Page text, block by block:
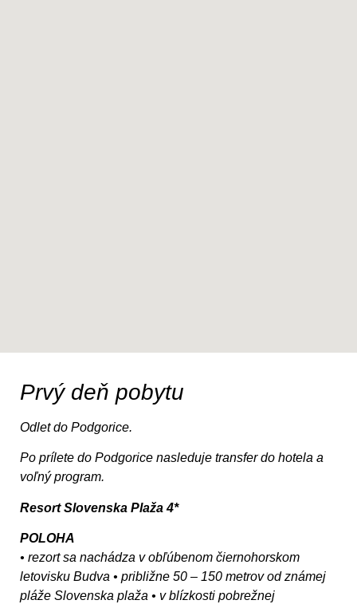
Prvý deň pobytu
Odlet do Podgorice.
Po prílete do Podgorice nasleduje transfer do hotela a
voľný program.
Resort Slovenska Plaža 4*
POLOHA
• rezort sa nachádza v obľúbenom čiernohorskom
letovisku Budva • približne 50 – 150 metrov od známej
pláže Slovenska plaža • v blízkosti pobrežnej